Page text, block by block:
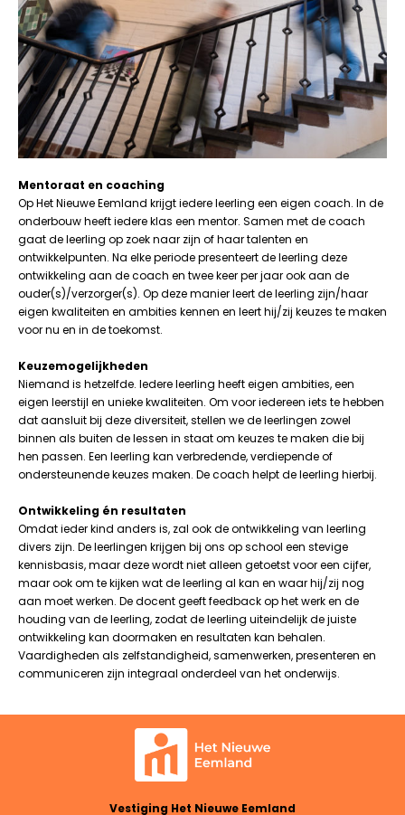
Mentoraat en coaching
Op Het Nieuwe Eemland krijgt iedere leerling een eigen coach. In de
onderbouw heeft iedere klas een mentor. Samen met de coach
gaat de leerling op zoek naar zijn of haar talenten en
ontwikkelpunten. Na elke periode presenteert de leerling deze
ontwikkeling aan de coach en twee keer per jaar ook aan de
ouder(s)/verzorger(s). Op deze manier leert de leerling zijn/haar
eigen kwaliteiten en ambities kennen en leert hij/zij keuzes te maken
voor nu en in de toekomst.
Keuzemogelijkheden
Niemand is hetzelfde. Iedere leerling heeft eigen ambities, een
eigen leerstijl en unieke kwaliteiten. Om voor iedereen iets te hebben
dat aansluit bij deze diversiteit, stellen we de leerlingen zowel
binnen als buiten de lessen in staat om keuzes te maken die bij
hen passen. Een leerling kan verbredende, verdiepende of
ondersteunende keuzes maken. De coach helpt de leerling hierbij.
Ontwikkeling én resultaten
Omdat ieder kind anders is, zal ook de ontwikkeling van leerling
divers zijn. De leerlingen krijgen bij ons op school een stevige
kennisbasis, maar deze wordt niet alleen getoetst voor een cijfer,
maar ook om te kijken wat de leerling al kan en waar hij/zij nog
aan moet werken. De docent geeft feedback op het werk en de
houding van de leerling, zodat de leerling uiteindelijk de juiste
ontwikkeling kan doormaken en resultaten kan behalen.
Vaardigheden als zelfstandigheid, samenwerken, presenteren en
communiceren zijn integraal onderdeel van het onderwijs.
Vestiging Het Nieuwe Eemland